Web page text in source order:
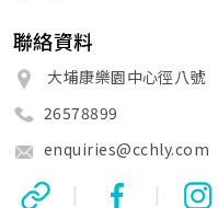
聯絡資料
大埔康樂園中心徑八號
26578899
enquiries@cchly.com
| |